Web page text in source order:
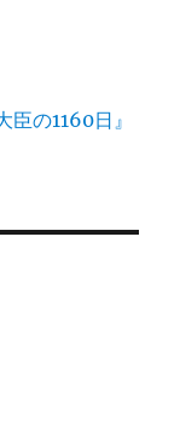
の1160日』